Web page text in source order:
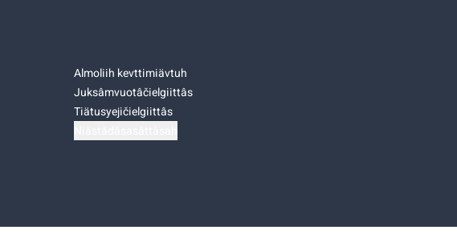
Almoliih kevttimiävtuh
Juksâmvuotâčielgiittâs
Tiätusyejičielgiittâs